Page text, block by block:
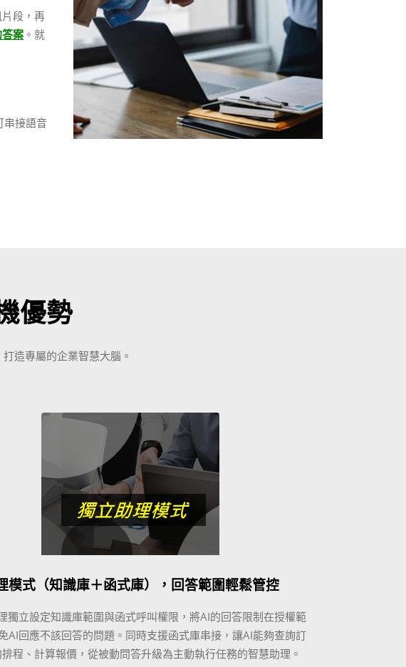
段，再
案 。就
串接語音
優勢
造專屬的企業智慧大腦。
模式（知識庫＋函式庫），回答範圍輕鬆管控
獨立設定知識庫範圍與函式呼叫權限，將AI的回答限制在授權範
AI回應不該回答的問題。同時支援函式庫串接，讓AI能夠查詢訂
程、計算報價，從被動問答升級為主動執行任務的智慧助理。